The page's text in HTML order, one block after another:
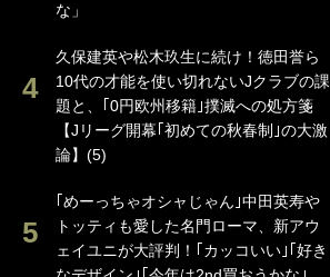
な」
久保建英や松木玖生に続け！徳田誉ら
10代の才能を使い切れないJクラブの課
題と、｢0円欧州移籍｣撲滅への処方箋
【Jリーグ開幕｢初めての秋春制｣の大激
論】(5)
｢めーっちゃオシャじゃん｣中田英寿や
トッティも愛した名門ローマ、新アウ
ェイユニが大評判！｢カッコいい｣｢好き